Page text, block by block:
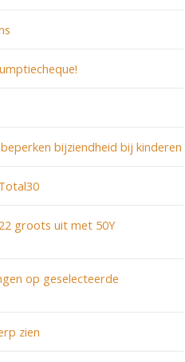
bijziendheid bij kinderen
groots uit met 50Y
op geselecteerde
zien